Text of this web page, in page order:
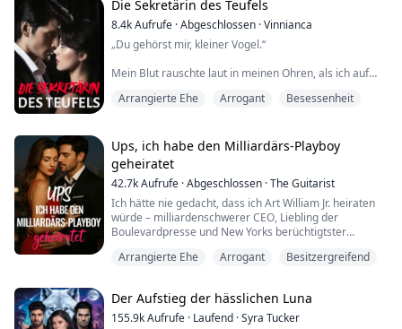
Ich flehte: „Lass mich los... ich sterbe...“
Vor einem Jahr wurde Lucy eingesperrt, nachdem sie
fälschliche...
Die Sekretärin des Teufels
8.4kAufrufe ·Abgeschlossen ·Vinnianca
„Du gehörst mir, kleiner Vogel.“
Mein Blut rauschte laut in meinen Ohren, als ich auf
Handfläche.
Panik überkam mich, meine Glieder zitterten vor Angst.
„Du brauchst eine Erinnerung daran, wem du gehörst.“
Seine ungleichen Augen bohrten sich in meine.
Arrangierte Ehe Arrogant Besessenheit
Ups, ich habe den Milliardärs-Playboy
geheiratet
42.7kAufrufe ·Abgeschlossen ·The Guitarist
Ich hätte nie gedacht, dass ich Art William Jr. heiraten
würde – milliardenschwerer CEO, Liebling der
Boulevardpresse und New Yorks berüchtigtster
Rowling, ein normales Mädchen, das eine erstickende
zu verlieben.
Ein Richter, ein Ring und eine b...
Arrangierte Ehe Arrogant Besitzergreifend
Der Aufstieg der hässlichen Luna
155.9kAufrufe · Laufend ·Syra Tucker